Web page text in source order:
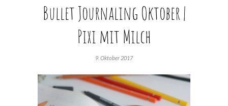
Bullet Journaling Oktober |
Pixi mit Milch
9. Oktober 2017